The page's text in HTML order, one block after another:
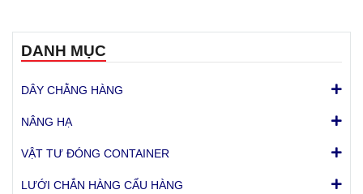
DANH MỤC
DÂY CHẰNG HÀNG
NÂNG HẠ
VẬT TƯ ĐÓNG CONTAINER
LƯỚI CHẮN HÀNG CẨU HÀNG